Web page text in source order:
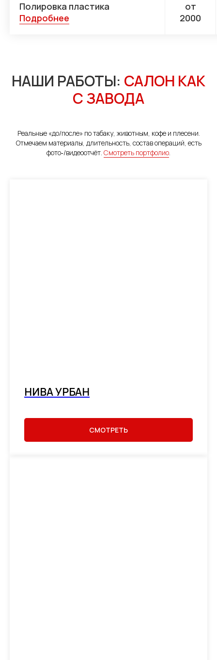
Полировка пластика
Подробнее
от
2000
НАШИ РАБОТЫ: САЛОН КАК
С ЗАВОДА
Реальные «до/после» по табаку, животным, кофе и плесени.
Отмечаем материалы, длительность, состав операций, есть
фото‑/видеоотчёт. Смотреть портфолио.
НИВА УРБАН
СМОТРЕТЬ